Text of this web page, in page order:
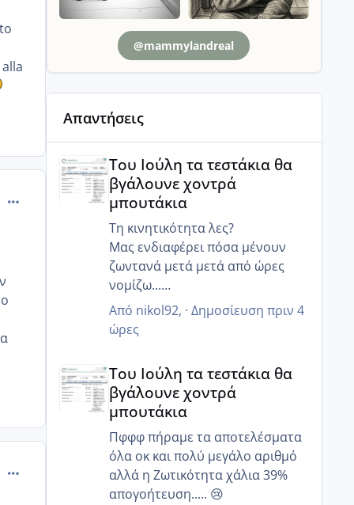
comment_829931
comment_829945
@mammylandreal
Απαντήσεις
Του Ιούλη τα τεστάκια θα βγάλουνε χοντρά
Του Ιούλη τα τεστάκια θα
βγάλουνε χοντρά
μπουτάκια
Τη κινητικότητα λες?
Μας ενδιαφέρει πόσα μένουν
ζωντανά μετά μετά από ώρες
νομίζω...
Γιατί ο άντρας μου έχει 85%
κινητικότητα, αλλα 6 ώρες μετά
μόνο 20% ζουν και 12 ώρες μετά
Γι αυτό μας είπε να κάνουμε πιο
στοχευμένα επαφή..
Μετά από κάποιες ώρες πόσα
ζουν?
Από nikol92, · Δημοσίευση πριν 4
ώρες
Του Ιούλη τα τεστάκια θα
βγάλουνε χοντρά
μπουτάκια
Πφφφ πήραμε τα αποτελέσματα
όλα οκ και πολύ μεγάλο αριθμό
αλλά η Ζωτικότητα χάλια 39%
απογοήτευση..... 😢